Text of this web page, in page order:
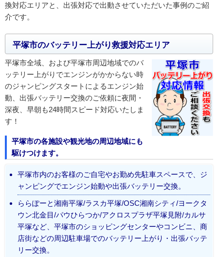
換対応エリアと、出張対応で出動させていただいた事例のご紹
介です。
平塚市のバッテリー上がり救援対応エリア
平塚市全域、および平塚市周辺地域でのバ
ッテリー上がりでエンジンがかからない時
のジャンピングスタートによるエンジン始
動、出張バッテリー交換のご依頼に夜間・
深夜、早朝も24時間スピード対応いたしま
す！
平塚市の各施設や観光地の周辺地域にも
駆けつけます。
平塚市内のお客様のご自宅やお勤め先駐車スペースで、ジ
ャンピングでエンジン始動や出張バッテリー交換。
ららぽーと湘南平塚/ラスカ平塚/OSC湘南シティ/ヨークタ
ウン北金目/パウひらつか/アクロスプラザ平塚見附/カルサ
平塚など、平塚市のショッピングセンターやコンビニ、商
店街などの周辺駐車場でのバッテリー上がり・出張バッテ
リー交換。